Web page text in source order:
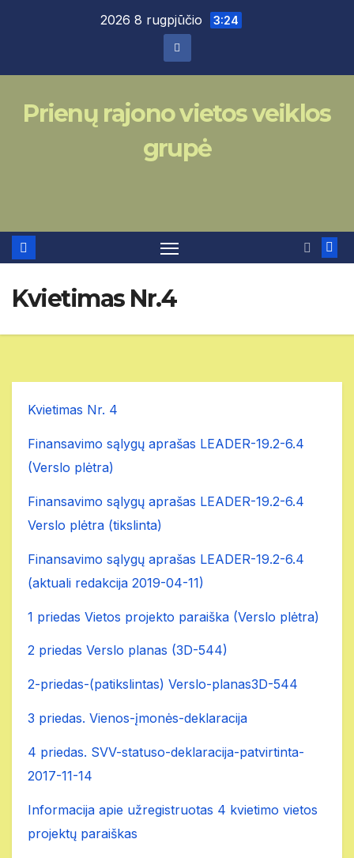
2026 8 rugpjūčio 3:24
Prienų rajono vietos veiklos
grupė
Kvietimas Nr.4
Kvietimas Nr. 4
Finansavimo sąlygų aprašas LEADER-19.2-6.4
(Verslo plėtra)
Finansavimo sąlygų aprašas LEADER-19.2-6.4
Verslo plėtra (tikslinta)
Finansavimo sąlygų aprašas LEADER-19.2-6.4
(aktuali redakcija 2019-04-11)
1 priedas Vietos projekto paraiška (Verslo plėtra)
2 priedas Verslo planas (3D-544)
2-priedas-(patikslintas) Verslo-planas3D-544
3 priedas. Vienos-įmonės-deklaracija
4 priedas. SVV-statuso-deklaracija-patvirtinta-
2017-11-14
Informacija apie užregistruotas 4 kvietimo vietos
projektų paraiškas